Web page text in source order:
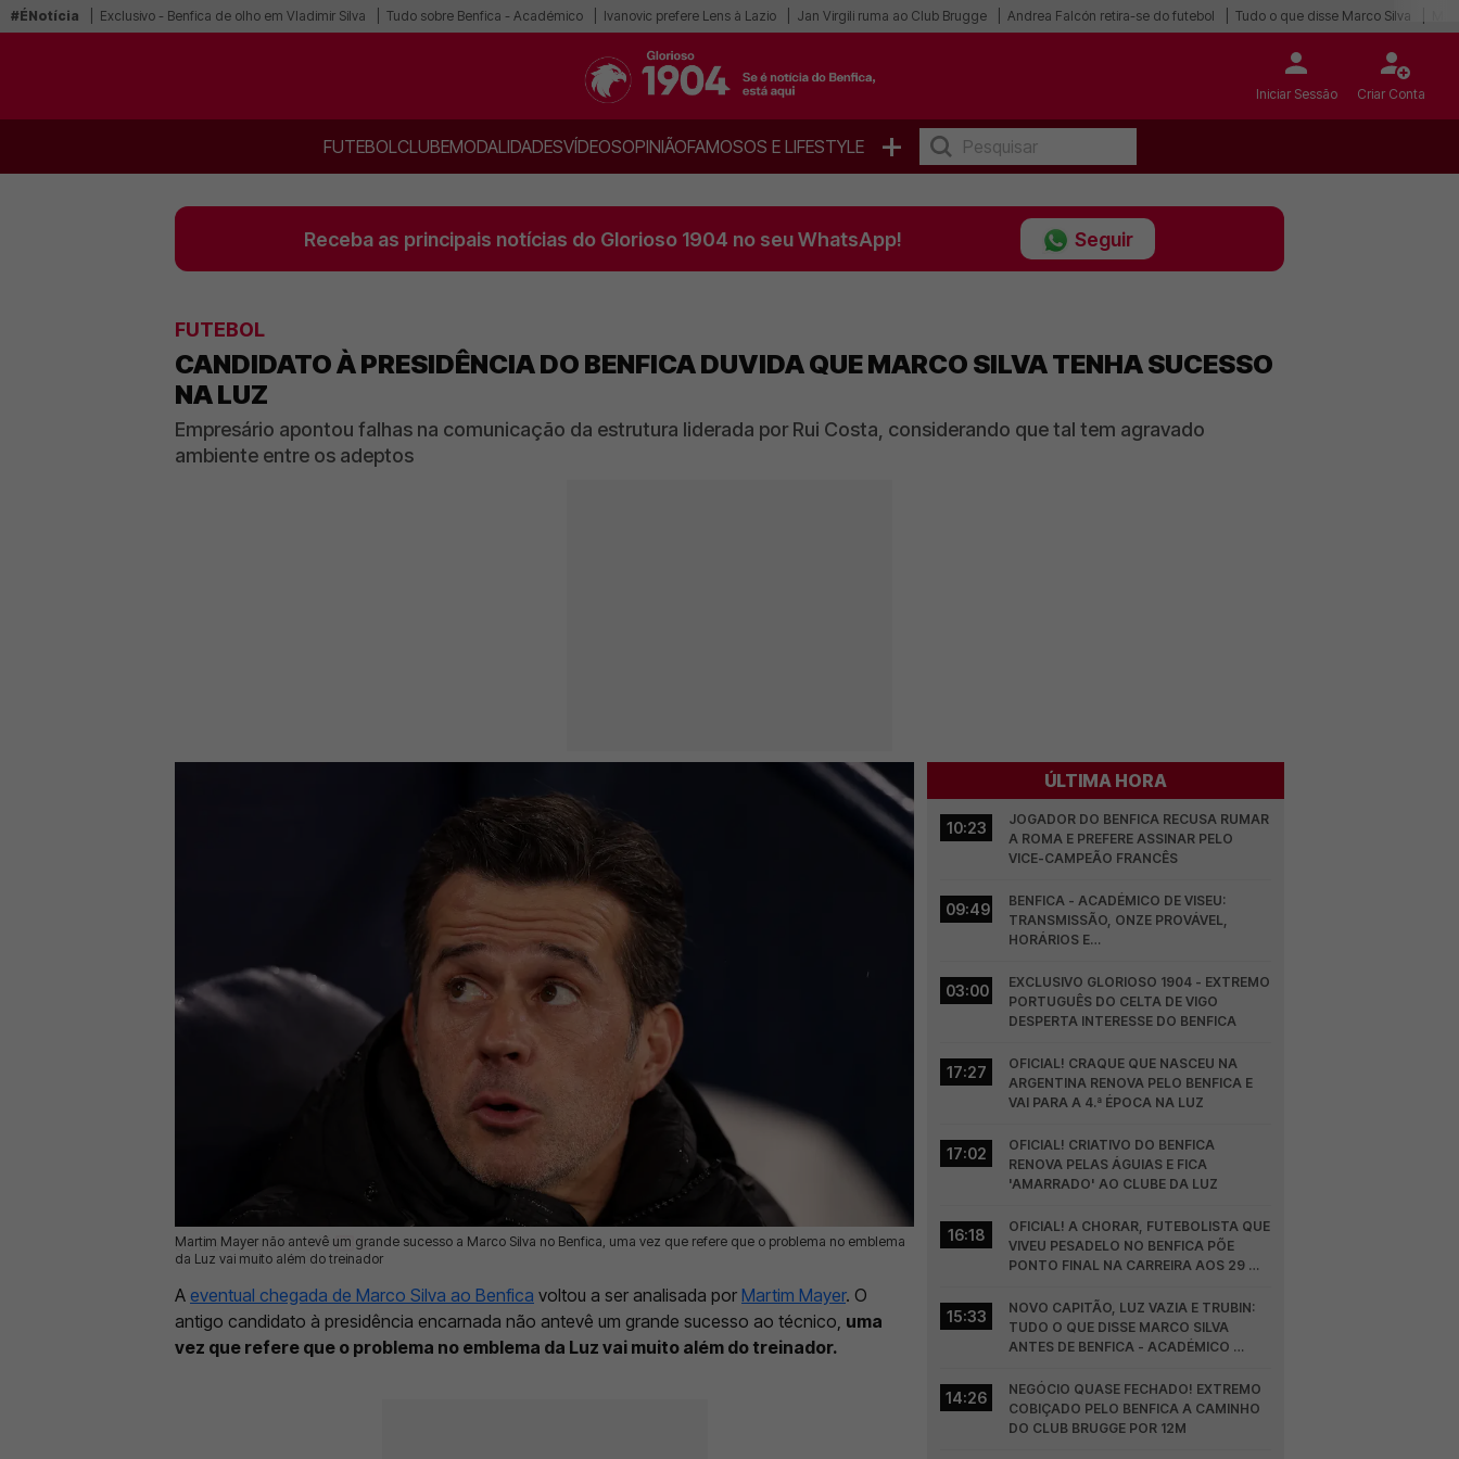
#ÉNotícia Exclusivo - Benfica de olho em Vladimir Silva Tudo sobre Benfica - Académico Ivanovic prefere Lens à Lazio Jan Virgili ruma ao Club Brugge Andrea Falcón retira-se do futebol Tudo o que disse Marco Silva
Iniciar Sessão Criar Conta
FUTEBOLCLUBEMODALIDADESVÍDEOSOPINIÃOFAMOSOS E LIFESTYLE +
Receba as principais notícias do Glorioso 1904 no seu WhatsApp! Seguir
FUTEBOL
CANDIDATO À PRESIDÊNCIA DO BENFICA DUVIDA QUE MARCO SILVA TENHA SUCESSO
NA LUZ
Empresário apontou falhas na comunicação da estrutura liderada por Rui Costa, considerando que tal tem agravado
ambiente entre os adeptos
Martim Mayer não antevê um grande sucesso a Marco Silva no Benfica, uma vez que refere que o problema no emblema
da Luz vai muito além do treinador
30 Mai 2026 | 12:33 | 0
A eventual chegada de Marco Silva ao Benfica voltou a ser analisada por Martim Mayer. O
antigo candidato à presidência encarnada não antevê um grande sucesso ao técnico, uma
vez que refere que o problema no emblema da Luz vai muito além do treinador.
ÚLTIMA HORA
10:23
JOGADOR DO BENFICA RECUSA RUMAR
A ROMA E PREFERE ASSINAR PELO
VICE-CAMPEÃO FRANCÊS
09:49
BENFICA - ACADÉMICO DE VISEU:
TRANSMISSÃO, ONZE PROVÁVEL,
HORÁRIOS E…
03:00
EXCLUSIVO GLORIOSO 1904 - EXTREMO
PORTUGUÊS DO CELTA DE VIGO
DESPERTA INTERESSE DO BENFICA
17:27
OFICIAL! CRAQUE QUE NASCEU NA
ARGENTINA RENOVA PELO BENFICA E
VAI PARA A 4.ª ÉPOCA NA LUZ
17:02
OFICIAL! CRIATIVO DO BENFICA
RENOVA PELAS ÁGUIAS E FICA
'AMARRADO' AO CLUBE DA LUZ
16:18
OFICIAL! A CHORAR, FUTEBOLISTA QUE
VIVEU PESADELO NO BENFICA PÕE
PONTO FINAL NA CARREIRA AOS 29
15:33
NOVO CAPITÃO, LUZ VAZIA E TRUBIN:
TUDO O QUE DISSE MARCO SILVA
ANTES DE BENFICA - ACADÉMICO
14:26
NEGÓCIO QUASE FECHADO! EXTREMO
COBIÇADO PELO BENFICA A CAMINHO
DO CLUB BRUGGE POR 12M